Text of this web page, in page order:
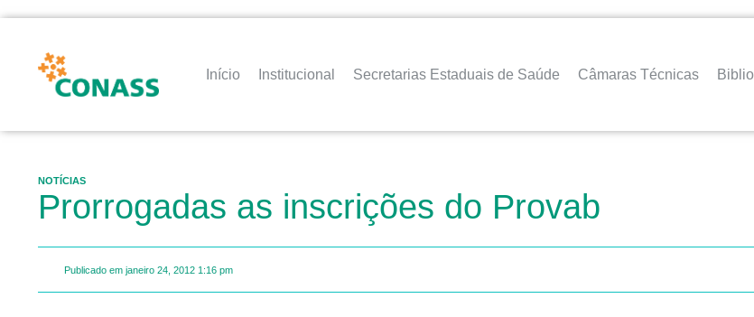
Início Institucional Secretarias Estaduais de Saúde Câmaras Técnicas
NOTÍCIAS
Prorrogadas as inscrições do Provab
Publicado em janeiro 24, 2012 1:16 pm